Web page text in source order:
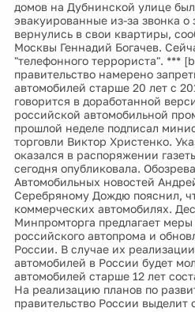
домов на Дубнинской улице
эвакуированные из-за звонка
вернулись в свои квартиры,
Москвы Геннадий Богачев.
"телефонного террориста". ***
правительство намерено
автомобилей старше 20 лет с
говорится в доработанной
российской автомобильной
прошлой неделе подписал
торговли Виктор Христенко.
оказался в распоряжении
сегодня опубликовала.
Автомобильных новостей
Серебряному Дождю пояснил,
коммерческих автомобилях.
Минпромторга предлагает
российского автопрома и
России. В случае их
автомобилей в России будет
автомобилей старше 12 лет
На реализацию планов по
правительство России выделит